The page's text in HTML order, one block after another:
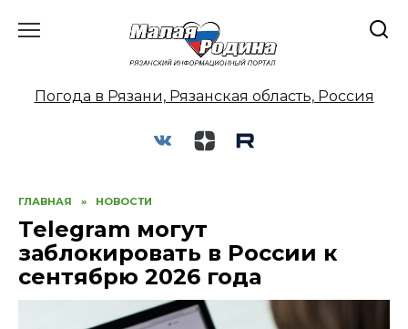
Погода в Рязани, Рязанская область, Россия
ГЛАВНАЯ » НОВОСТИ
Telegram могут
заблокировать в России к
сентябрю 2026 года